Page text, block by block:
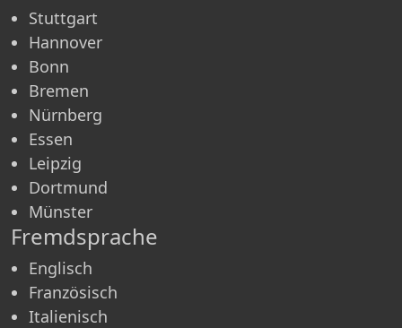
Stuttgart
Hannover
Bonn
Bremen
Nürnberg
Essen
Leipzig
Dortmund
Münster
Fremdsprache
Englisch
Französisch
Italienisch